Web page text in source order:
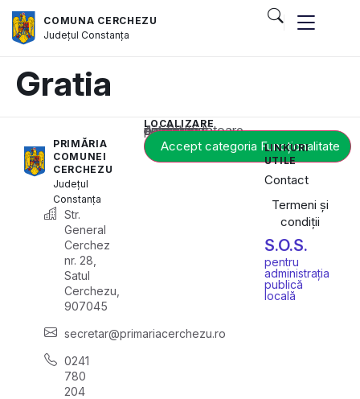
COMUNA CERCHEZU
JudețulConstanța
Gratia
PRIMĂRIA
COMUNEI
CERCHEZU
Județul
Constanța
Str.
General
Cerchez
nr. 28,
Satul
Cerchezu,
907045
secretar@primariacerchezu.ro
0241
780
204
LOCALIZARE
Acest conținut este blocat până când acceptați categoria corespunzătoare de cookie-uri.
Accept categoria Funcționalitate
LINKURI
UTILE
Contact
Termeni și
condiții
S.O.S.
pentru
administrația
publică
locală